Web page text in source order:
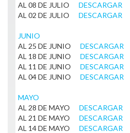
AL 08 DE JULIO
DESCARGAR
AL 02 DE JULIO
DESCARGAR
JUNIO
AL 25 DE JUNIO
DESCARGAR
AL 18 DE JUNIO
DESCARGAR
AL 11 DE JUNIO
DESCARGAR
AL 04 DE JUNIO
DESCARGAR
MAYO
AL 28 DE MAYO
DESCARGAR
AL 21 DE MAYO
DESCARGAR
AL 14 DE MAYO
DESCARGAR